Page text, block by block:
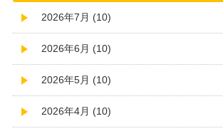
2026年7月 (10)
2026年6月 (10)
2026年5月 (10)
2026年4月 (10)